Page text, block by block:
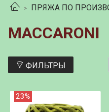
ПРЯЖА ПО
MACCARONI
ФИЛЬТРЫ
23%